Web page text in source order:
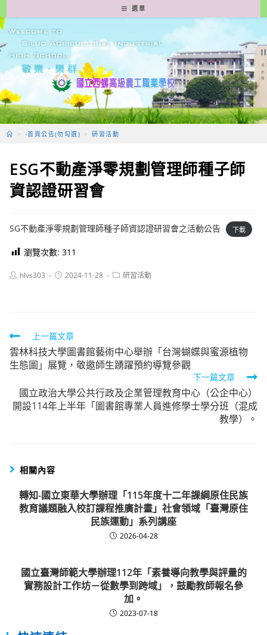
轉
至
要
容
選單
> -首頁公告(勿勾選) > 研習活動
ESG不動產淨零規劃管理師種子師
資認證研習會
SG不動產淨零規劃管理師種子師資認證研習會之活動公告 下載
瀏覽次數: 311
Posthlvs303
Post2024-11-28
Post研習活動
Read
more
articles
上一篇文章
雲林科技大學圖書館藝術中心舉辦「台灣蝴蝶與蜜源植物
生態圖」展覽，敬邀師生踴躍預約導覽參觀
下一篇文章
國立政治大學公共行政及企業管理教育中心（公企中心）
開設114年上半年「圖書館專業人員進修學士學分班（混成
教學）。
相關內容
轉知-國立東華大學辦理「115年度十二年課綱原住民族
教育議題融入校訂課程推廣計畫」社會領域「臺灣原住
民族運動」系列講座
2026-04-28
國立臺灣師範大學辦理112年「素養導向教學與評量的
實務設計工作坊－從數學到跨域」，鼓勵教師報名參
加。
2023-07-18